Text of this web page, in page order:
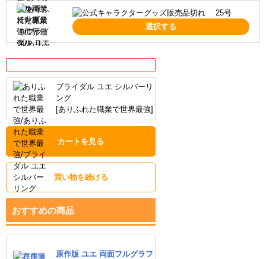
25号
選択する
ブライダル ユエ シルバーリ
ング
[ありふれた職業で世界最強]
カートを見る
おすすめの商品
原作版 ユエ 両面フルグラフ